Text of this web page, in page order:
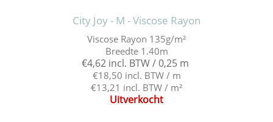
City Joy - M - Viscose Rayon
Viscose Rayon 135g/m²
Breedte 1.40m
€4,62 incl. BTW / 0,25 m
€18,50 incl. BTW / m
€13,21 incl. BTW / m²
Uitverkocht